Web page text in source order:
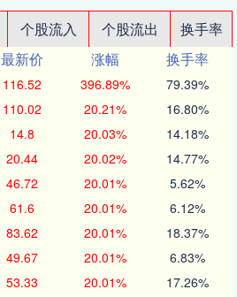
个股流入 个股流出
换手率
最新价 涨幅
换手率
116.52 396.89% 79.39%
110.02 20.21% 16.80%
14.8 20.03% 14.18%
20.44 20.02% 14.77%
46.72 20.01% 5.62%
61.6 20.01% 6.12%
83.62 20.01% 18.37%
49.67 20.01% 6.83%
53.33 20.01% 17.26%